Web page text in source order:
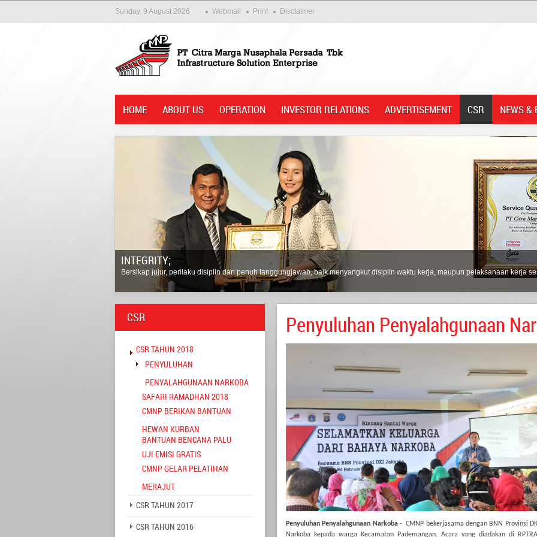
Sunday, 9 August 2026 Webmail Print Disclaimer
HOME ABOUT US OPERATION INVESTOR RELATIONS ADVERTISEMENT CSR NEWS &
Integrity;
Bersikap jujur, perilaku disiplin dan penuh tanggungjawab, baik menyangkut disiplin waktu kerja, maupun pelaksanaan kerja
CSR
CSR TAHUN 2018
PENYULUHAN
PENYALAHGUNAAN NARKOBA
SAFARI RAMADHAN 2018
CMNP BERIKAN BANTUAN
HEWAN KURBAN
BANTUAN BENCANA PALU
UJI EMISI GRATIS
CMNP GELAR PELATIHAN
MERAJUT
CSR TAHUN 2017
CSR TAHUN 2016
Penyuluhan Penyalahgunaan
Penyuluhan Penyalahgunaan Narkoba- CMNP bekerjasama dengan BNN Provinsi
Narkoba kepada warga Kecamatan Pademangan. Acara yang diadakan di